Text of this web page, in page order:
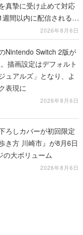
真摯に受け止めて対応
間以内に配信される予
2026年8月6日
Nintendo Switch 2版が
描画設定はデフォルト
ュアルズ」となり、よ
表現に
2026年8月6日
ろしカバーが初回限定
き方 川崎市』が8月6日
の大ボリューム
2026年8月6日